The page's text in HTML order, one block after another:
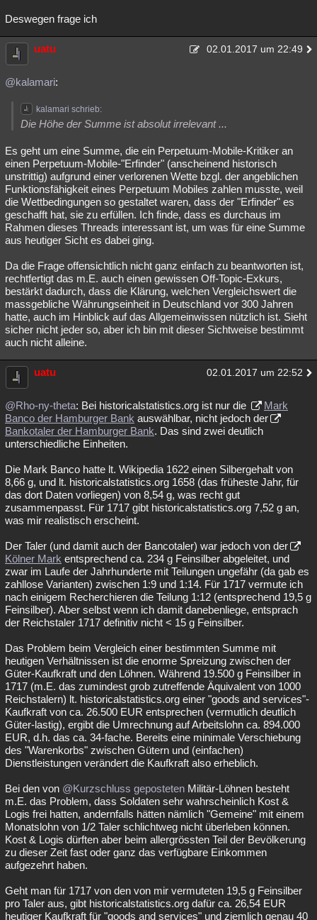
Deswegen frage ich
uatu 02.01.2017 um 22:49
@kalamari:
kalamari schrieb:
Die Höhe der Summe ist absolut irrelevant ...
Es geht um eine Summe, die ein Perpetuum-Mobile-Kritiker an
einen Perpetuum-Mobile-"Erfinder" (anscheinend historisch
unstrittig) aufgrund einer verlorenen Wette bzgl. der angeblichen
Funktionsfähigkeit eines Perpetuum Mobiles zahlen musste, weil
die Wettbedingungen so gestaltet waren, dass der "Erfinder" es
geschafft hat, sie zu erfüllen. Ich finde, dass es durchaus im
Rahmen dieses Threads interessant ist, um was für eine Summe
aus heutiger Sicht es dabei ging.
Da die Frage offensichtlich nicht ganz einfach zu beantworten ist,
rechtfertigt das m.E. auch einen gewissen Off-Topic-Exkurs,
bestärkt dadurch, dass die Klärung, welchen Vergleichswert die
massgebliche Währungseinheit in Deutschland vor 300 Jahren
hatte, auch im Hinblick auf das Allgemeinwissen nützlich ist. Sieht
sicher nicht jeder so, aber ich bin mit dieser Sichtweise bestimmt
auch nicht alleine.
uatu 02.01.2017 um 22:52
@Rho-ny-theta: Bei historicalstatistics.org ist nur die
Mark
Banco der Hamburger Bank auswählbar, nicht jedoch der
Bankotaler der Hamburger Bank. Das sind zwei deutlich
unterschiedliche Einheiten.
Die Mark Banco hatte lt. Wikipedia 1622 einen Silbergehalt von
8,66 g, und lt. historicalstatistics.org 1658 (das früheste Jahr, für
das dort Daten vorliegen) von 8,54 g, was recht gut
zusammenpasst. Für 1717 gibt historicalstatistics.org 7,52 g an,
was mir realistisch erscheint.
Der Taler (und damit auch der Bancotaler) war jedoch von der
Kölner Mark entsprechend ca. 234 g Feinsilber abgeleitet, und
zwar im Laufe der Jahrhunderte mit Teilungen ungefähr (da gab es
zahllose Varianten) zwischen 1:9 und 1:14. Für 1717 vermute ich
nach einigem Recherchieren die Teilung 1:12 (entsprechend 19,5 g
Feinsilber). Aber selbst wenn ich damit danebenliege, entsprach
der Reichstaler 1717 definitiv nicht < 15 g Feinsilber.
Das Problem beim Vergleich einer bestimmten Summe mit
heutigen Verhältnissen ist die enorme Spreizung zwischen der
Güter-Kaufkraft und den Löhnen. Während 19.500 g Feinsilber in
1717 (m.E. das zumindest grob zutreffende Äquivalent von 1000
Reichstalern) lt. historicalstatistics.org einer "goods and services"-
Kaufkraft von ca. 26.500 EUR entsprechen (vermutlich deutlich
Güter-lastig), ergibt die Umrechnung auf Arbeitslohn ca. 894.000
EUR, d.h. das ca. 34-fache. Bereits eine minimale Verschiebung
des "Warenkorbs" zwischen Gütern und (einfachen)
Dienstleistungen verändert die Kaufkraft also erheblich.
Bei den von @Kurzschluss geposteten Militär-Löhnen besteht
m.E. das Problem, dass Soldaten sehr wahrscheinlich Kost &
Logis frei hatten, andernfalls hätten nämlich "Gemeine" mit einem
Monatslohn von 1/2 Taler schlichtweg nicht überleben können.
Kost & Logis dürften aber beim allergrössten Teil der Bevölkerung
zu dieser Zeit fast oder ganz das verfügbare Einkommen
aufgezehrt haben.
Geht man für 1717 von den von mir vermuteten 19,5 g Feinsilber
pro Taler aus, gibt historicalstatistics.org dafür ca. 26,54 EUR
heutiger Kaufkraft für "goods and services" und ziemlich genau 40